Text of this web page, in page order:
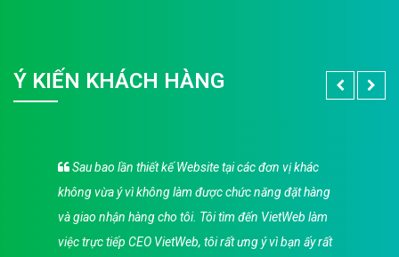
Ý KIẾN KHÁCH HÀNG
Sau bao lần thiết kế Website tại các đơn vị khác
không vừa ý vì không làm được chức năng đặt hàng
và giao nhận hàng cho tôi. Tôi tìm đến VietWeb làm
việc trực tiếp CEO VietWeb, tôi rất ưng ý vì bạn ấy rất